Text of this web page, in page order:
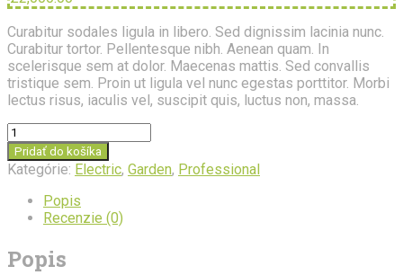
Curabitur sodales ligula in libero. Sed dignissim lacinia nunc.
Curabitur tortor. Pellentesque nibh. Aenean quam. In
scelerisque sem at dolor. Maecenas mattis. Sed convallis
tristique sem. Proin ut ligula vel nunc egestas porttitor. Morbi
lectus risus, iaculis vel, suscipit quis, luctus non, massa.
množstvo
Lawn
Tractor
Pridať do košíka
Kategórie: Electric, Garden, Professional
Popis
Recenzie (0)
Popis